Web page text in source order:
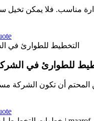
للطوارئ في